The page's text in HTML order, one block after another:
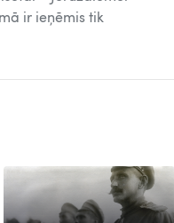
ir ieņēmis tik